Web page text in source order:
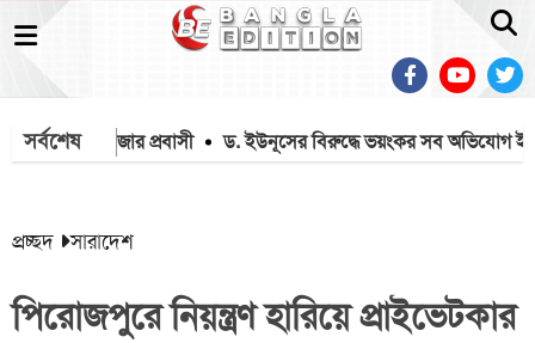
সর্বশেষ
৫৬ হাজার প্রবাসী ড. ইউনূসের বিরুদ্ধে ভয়ংকর সব অভিযোগ
প্রচ্ছদ সারাদেশ
পিরোজপুরে নিয়ন্ত্রণ হারিয়ে প্রাইভেটকার